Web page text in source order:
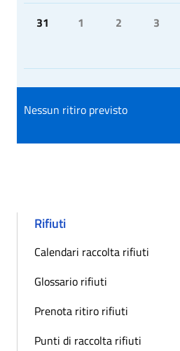
31 1 2 3
Nessun ritiro previsto
Rifiuti
Calendari raccolta rifiuti
Glossario rifiuti
Prenota ritiro rifiuti
Punti di raccolta rifiuti